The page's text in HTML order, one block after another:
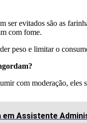
ser evitados são as
com fome.
peso e limitar o
com moderação, eles
em Assistente